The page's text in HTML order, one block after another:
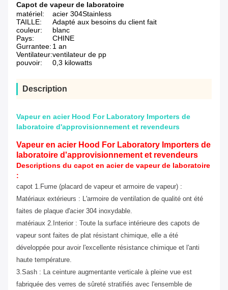
Capot de vapeur de laboratoire
matériel:
acier 304Stainless
TAILLE:
Adapté aux besoins du client fait
couleur:
blanc
Pays:
CHINE
Gurrantee: 1 an
Ventilateur:ventilateur de pp
pouvoir:
0,3 kilowatts
Description
Vapeur en acier Hood For Laboratory Importers de
laboratoire d'approvisionnement et revendeurs
Vapeur en acier Hood For Laboratory Importers de
laboratoire d'approvisionnement et revendeurs
Descriptions du capot en acier de vapeur de laboratoire
:
capot 1.Fume (placard de vapeur et armoire de vapeur) :
Matériaux extérieurs : L'armoire de ventilation de qualité ont été
faites de plaque d'acier 304 inoxydable.
matériaux 2.Interior : Toute la surface intérieure des capots de
vapeur sont faites de plat résistant chimique, elle a été
développée pour avoir l'excellente résistance chimique et l'anti
haute température.
3.Sash : La ceinture augmentante verticale à pleine vue est
fabriquée des verres de sûreté stratifiés avec l'ensemble de